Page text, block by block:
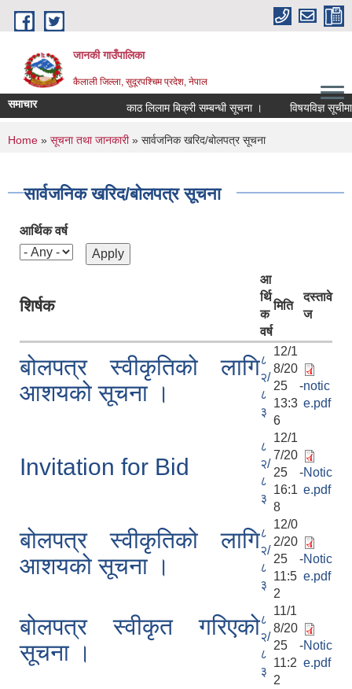
Skip to main content
जानकी गाउँपालिका
कैलाली जिल्ला, सुदूरपश्चिम प्रदेश, नेपाल
समाचार काठ लिलाम बिक्री सम्बन्धी सूचना । विषयविज्ञ सूचीमा
You are here
Home » सूचना तथा जानकारी» सार्वजनिक खरिद/बोलपत्र सूचना
सार्वजनिक खरिद/बोलपत्र सूचना
आर्थिक वर्ष
शिर्षक
आ
र्थि
क
वर्ष
मिति
दस्तावे
ज
बोलपत्र स्वीकृतिको लागि
आशयको सूचना ।
८
२/
८
३
12/1
8/20
25 -
13:3
6
notic
e.pdf
Invitation for Bid
८
२/
८
३
12/1
7/20
25 -
16:1
8
Notic
e.pdf
बोलपत्र स्वीकृतिको लागि
आशयको सूचना ।
८
२/
८
३
12/0
2/20
25 -
11:5
2
Notic
e.pdf
बोलपत्र स्वीकृत गरिएको
सूचना ।
८
२/
८
३
11/1
8/20
25 -
11:2
2
Notic
e.pdf